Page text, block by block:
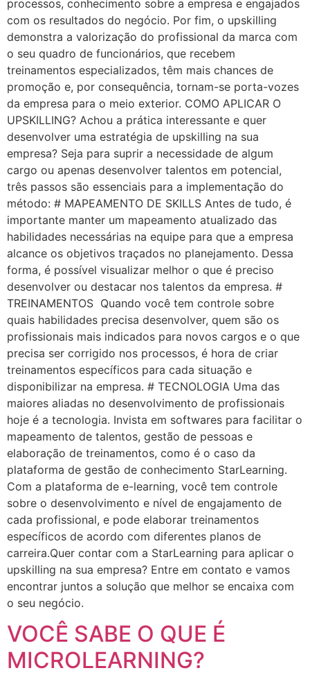
processos, conhecimento sobre a empresa e engajados
com os resultados do negócio. Por fim, o upskilling
demonstra a valorização do profissional da marca com
o seu quadro de funcionários, que recebem
treinamentos especializados, têm mais chances de
promoção e, por consequência, tornam-se porta-vozes
da empresa para o meio exterior. COMO APLICAR O
UPSKILLING? Achou a prática interessante e quer
desenvolver uma estratégia de upskilling na sua
empresa? Seja para suprir a necessidade de algum
cargo ou apenas desenvolver talentos em potencial,
três passos são essenciais para a implementação do
método: # MAPEAMENTO DE SKILLS Antes de tudo, é
importante manter um mapeamento atualizado das
habilidades necessárias na equipe para que a empresa
alcance os objetivos traçados no planejamento. Dessa
forma, é possível visualizar melhor o que é preciso
desenvolver ou destacar nos talentos da empresa. #
TREINAMENTOS Quando você tem controle sobre
quais habilidades precisa desenvolver, quem são os
profissionais mais indicados para novos cargos e o que
precisa ser corrigido nos processos, é hora de criar
treinamentos específicos para cada situação e
disponibilizar na empresa. # TECNOLOGIA Uma das
maiores aliadas no desenvolvimento de profissionais
hoje é a tecnologia. Invista em softwares para facilitar o
mapeamento de talentos, gestão de pessoas e
elaboração de treinamentos, como é o caso da
plataforma de gestão de conhecimento StarLearning.
Com a plataforma de e-learning, você tem controle
sobre o desenvolvimento e nível de engajamento de
cada profissional, e pode elaborar treinamentos
específicos de acordo com diferentes planos de
carreira.Quer contar com a StarLearning para aplicar o
upskilling na sua empresa? Entre em contato e vamos
encontrar juntos a solução que melhor se encaixa com
o seu negócio.
VOCÊ SABE O QUE É
MICROLEARNING?